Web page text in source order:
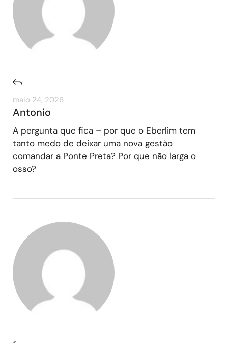
maio 24, 2026
Antonio
A pergunta que fica – por que o Eberlim tem
tanto medo de deixar uma nova gestão
comandar a Ponte Preta? Por que não larga o
osso?